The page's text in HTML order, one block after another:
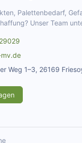
Palettenbedarf,
Unser Team
mv.de
Weg 1–3, 26169